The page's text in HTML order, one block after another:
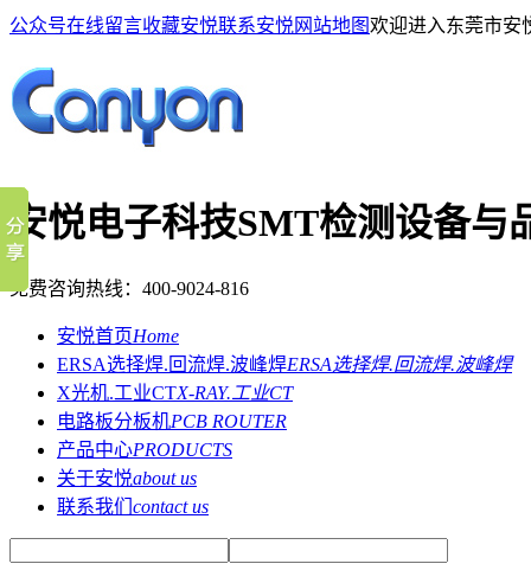
公众号在线留言收藏安悦联系安悦 网站地图欢迎进入东莞市安
安悦电子科技SMT检测设备与
免费咨询热线： 400-9024-816
安悦首页Home
ERSA选择焊.回流焊.波峰焊ERSA选择焊.回流焊.波峰焊
X光机.工业CTX-RAY.工业CT
电路板分板机PCB ROUTER
产品中心PRODUCTS
关于安悦about us
联系我们 contact us